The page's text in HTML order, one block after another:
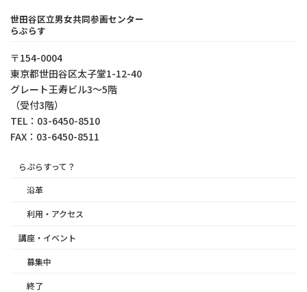
世田谷区立男女共同参画センター
らぷらす
〒154-0004
東京都世⽥⾕区太⼦堂1-12-40
グレート王寿ビル3～5階
（受付3階）
TEL：03-6450-8510
FAX：03-6450-8511
らぷらすって？
沿革
利用・アクセス
講座・イベント
募集中
終了